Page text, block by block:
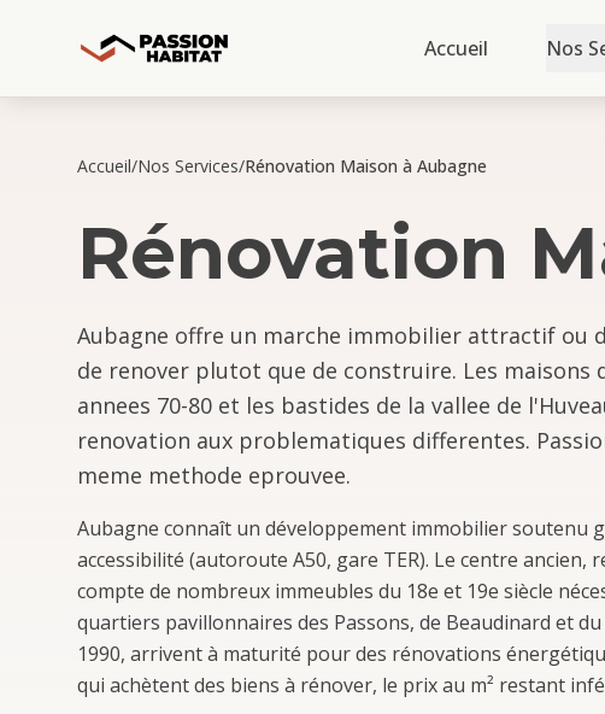
Accueil Nos
Accueil/Nos Services/Rénovation Maison à Aubagne
Rénovation
Aubagne offre un marche immobilier attractif ou
de renover plutot que de construire. Les maisons
annees 70-80 et les bastides de la vallee de
renovation aux problematiques differentes.
meme methode eprouvee.
Aubagne connaît un développement immobilier soutenu
accessibilité (autoroute A50, gare TER). Le centre
compte de nombreux immeubles du 18e et 19e siècle
quartiers pavillonnaires des Passons, de Beaudinard et
1990, arrivent à maturité pour des rénovations
qui achètent des biens à rénover, le prix au m² restant